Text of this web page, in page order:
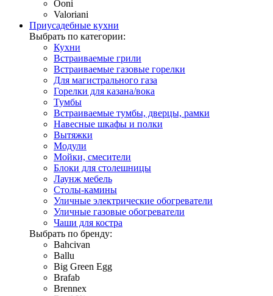
Ooni
Valoriani
Приусадебные кухни
Выбрать по категории:
Кухни
Встраиваемые грили
Встраиваемые газовые горелки
Для магистрального газа
Горелки для казана/вока
Тумбы
Встраиваемые тумбы, дверцы, рамки
Навесные шкафы и полки
Вытяжки
Модули
Мойки, смесители
Блоки для столешницы
Лаунж мебель
Столы-камины
Уличные электрические обогреватели
Уличные газовые обогреватели
Чаши для костра
Выбрать по бренду:
Bahcivan
Ballu
Big Green Egg
Brafab
Brennex